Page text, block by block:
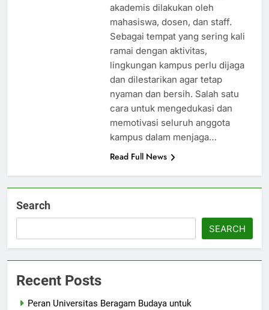
akademis dilakukan oleh
mahasiswa, dosen, dan staff.
Sebagai tempat yang sering kali
ramai dengan aktivitas,
lingkungan kampus perlu dijaga
dan dilestarikan agar tetap
nyaman dan bersih. Salah satu
cara untuk mengedukasi dan
memotivasi seluruh anggota
kampus dalam menjaga…
Read Full News
Search
SEARCH
Recent Posts
Peran Universitas Beragam Budaya untuk